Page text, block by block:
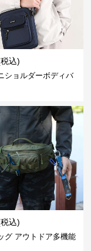
込)
ショルダーボディバ
込)
グ アウトドア多機能